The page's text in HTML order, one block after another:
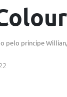
pelo príncipe